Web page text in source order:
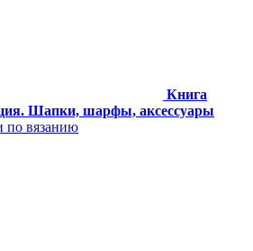
Книга
Шапки, шарфы, аксессуары
по вязанию